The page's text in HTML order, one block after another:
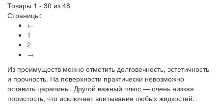
Товары 1 - 30 из 48
Страницы:
←
1
2
→
Из преимуществ можно отметить долговечность, эстетичность
и прочность. На поверхности практически невозможно
оставить царапины. Другой важный плюс — очень низкая
пористость, что исключает впитывание любых жидкостей.